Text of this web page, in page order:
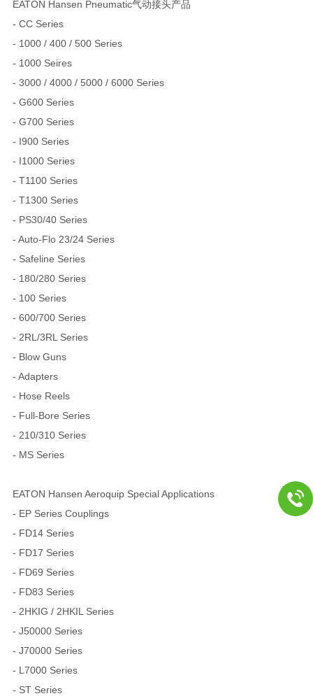
EATON Hansen Pneumatic气动接头产品
- CC Series
- 1000 / 400 / 500 Series
- 1000 Seires
- 3000 / 4000 / 5000 / 6000 Series
- G600 Series
- G700 Series
- I900 Series
- I1000 Series
- T1100 Series
- T1300 Series
- PS30/40 Series
- Auto-Flo 23/24 Series
- Safeline Series
- 180/280 Series
- 100 Series
- 600/700 Series
- 2RL/3RL Series
- Blow Guns
- Adapters
- Hose Reels
- Full-Bore Series
- 210/310 Series
- MS Series
EATON Hansen Aeroquip Special Applications
- EP Series Couplings
- FD14 Series
- FD17 Series
- FD69 Series
- FD83 Series
- 2HKIG / 2HKIL Series
- J50000 Series
- J70000 Series
- L7000 Series
- ST Series